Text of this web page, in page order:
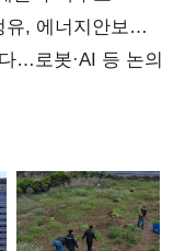
, 에너지안보
…로봇·AI 등 논의